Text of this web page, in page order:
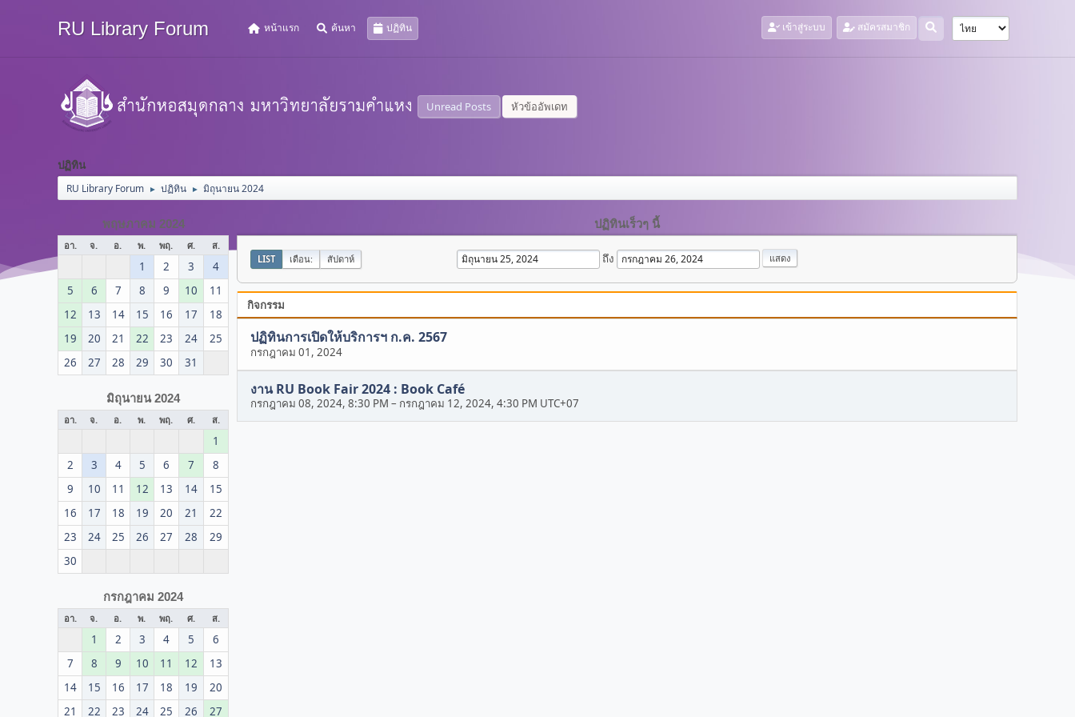
RU Library Forum หน้าแรก ค้นหา ปฏิทิน เข้าสู่ระบบ สมัครสมาชิก
Unread Posts หัวข้ออัพเดท
ปฏิทิน
RU Library Forum ► ปฏิทิน ► มิถุนายน 2024
พฤษภาคม 2024
อา. จ. อ. พ. พฤ. ศ. ส.
1 2 3
4
5
6 7 8 9 10
11
12
13 14 15 16 17
18
19
20 21 22 23 24
25
26
27 28 29 30 31
มิถุนายน 2024
อา. จ. อ. พ. พฤ. ศ. ส.
1
2
3 4 5 6 7
8
9
10 11 12 13 14
15
16
17 18 19 20 21
22
23
24 25 26 27 28
29
30
กรกฎาคม 2024
อา. จ. อ. พ. พฤ. ศ. ส.
1 2 3 4 5
6
7
8 9 10 11 12
13
14
15 16 17 18 19
20
21
22 23 24 25 26 27
ปฏิทินเร็วๆ นี้
LIST เดือน: สัปดาห์ ถึง
กิจกรรม
ปฏิทินการเปิดให้บริการฯ ก.ค. 2567
กรกฎาคม 01, 2024
งาน RU Book Fair 2024 : Book Café
กรกฎาคม 08, 2024, 8:30 PM – กรกฎาคม 12, 2024, 4:30 PM UTC+07